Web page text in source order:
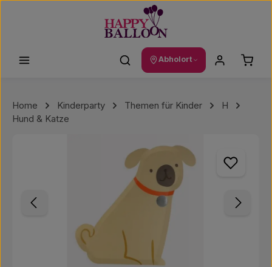
Abholort
Home Kinderparty Themen für Kinder
H
Hund & Katze